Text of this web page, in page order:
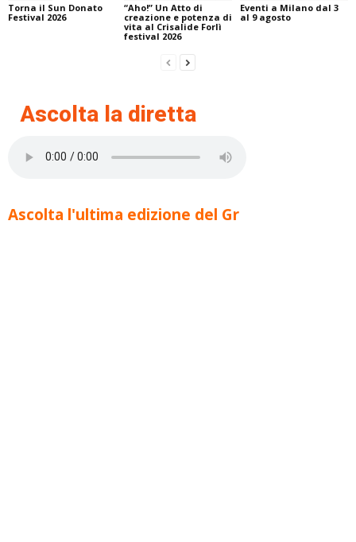
Torna il Sun Donato
Festival 2026
“Aho!” Un Atto di
creazione e potenza di
vita al Crisalide Forlì
festival 2026
Eventi a Milano dal 3
al 9 agosto
Ascolta la diretta
Ascolta l'ultima edizione del Gr